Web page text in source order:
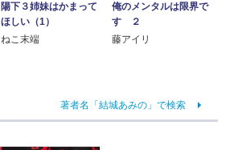
陽下３姉妹はかまって
ほしい（1）
ねこ末端
俺のメンタルは限界で
す ２
藤アイリ
著者名「結城あみの」で検索